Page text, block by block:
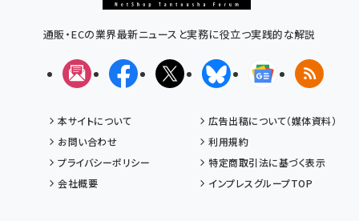
通販・ECの業界最新ニュースと実務に役立つ実践的な解説
メルマガFacebookX(エックス)BlueskyGoogleニュ
RSS
本サイトについて
広告出稿について（媒体資料）
お問い合わせ
利用規約
プライバシーポリシー
特定商取引法に基づく表示
会社概要
インプレスグループTOP